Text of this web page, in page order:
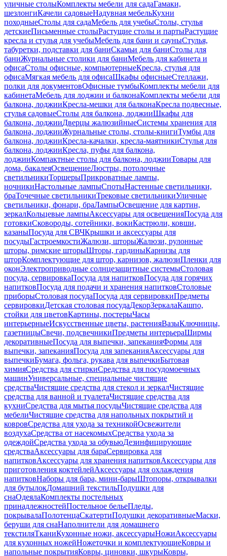
уличные столыКомплекты мебели для садаГамаки,
шезлонгиКачели садовыеНадувная мебельКухни
походныеСтолы для садаМебель для учебыСтолы, стулья
детскиеПисьменные столыРастущие столы и партыРастущие
кресла и стулья для учебыМебель для бани и сауныСтулья,
табуретки, подставки для баниСкамьи для баниСтолы для
баниЖурнальные столики для баниМебель для кабинета и
офисаСтолы офисные, компьютерныеКресла, стулья для
офисаМягкая мебель для офисаШкафы офисныеСтеллажи,
полки для документовОфисные тумбыКомплекты мебели для
кабинетаМебель для лоджии и балконаКомплекты мебели для
балкона, лоджииКресла-мешки для балконаКресла подвесные,
стулья садовыеСтолы для балкона, лоджииШкафы для
балкона, лоджииДверцы жалюзийныеСистемы хранения для
балкона, лоджииЖурнальные столы, столы-книгиТумбы для
балкона, лоджииКресла-качалки, кресла-маятникиСтулья для
балкона, лоджииКресла, пуфы для балкона,
лоджииКомпактные столы для балкона, лоджииТовары для
дома, бакалеяОсвещениеЛюстры, потолочные
светильникиТоршерыПрикроватные лампы,
ночникиНастольные лампыСпотыНастенные светильники,
браТочечные светильникиТрековые светильникиУличные
светильники, фонари, браЛампыОсвещение для картин,
зеркалКольцевые лампыАксессуары для освещенияПосуда для
готовкиСковороды, сотейники, вокиКастрюли, ковши,
казаныПосуда для СВЧКрышки и аксессуары для
посудыГастроемкостиЖалюзи, шторыЖалюзи, рулонные
шторы, римские шторыШторы, гардиныКарнизы для
шторКомплектующие для штор, карнизов, жалюзиПленки для
оконЭлектроприводные солнцезащитные системыСтоловая
посуда, сервировкаПосуда для напитковПосуда для горячих
напитковПосуда для подачи и хранения напитковСтоловые
приборыСтоловая посудаПосуда для сервировкиПредметы
сервировкиДетская столовая посудаДекорЗеркалаКашпо,
стойки для цветовКартины, постерыЧасы
интерьерныеИскусственные цветы, растенияВазыКлючницы,
газетницыСвечи, подсвечникиПредметы интерьераШирмы
декоративныеПосуда для выпечки, запеканияФормы для
выпечки, запеканияПосуда для запеканияАксессуары для
выпечкиБумага, фольга, рукава для выпечкиБытовая
химияСредства для стиркиСредства для посудомоечных
машинУниверсальные, специальные чистящие
средстваЧистящие средства для стекол и зеркалЧистящие
средства для ванной и туалетаЧистящие средства для
кухниСредства для мытья посудыЧистящие средства для
мебелиЧистящие средства для напольных покрытий и
ковровСредства для ухода за техникойОсвежители
воздухаСредства от насекомыхСредства ухода за
одеждойСредства ухода за обувьюДезинфицирующие
средстваАксессуары для бараСервировка для
напитковАксессуары для хранения напитковАксессуары для
приготовления коктейлейАксессуары для охлаждения
напитковНаборы для бара, мини-барыШтопоры, открывалки
для бутылокДомашний текстильПодушки для
снаОдеялаКомплекты постельных
принадлежностейПостельное бельеПледы,
покрывалаПолотенцаСкатертиПодушки декоративныеМаски,
беруши для снаНаполнители для домашнего
текстиляТканиКухонные ножи, аксессуарыНожиАксессуары
для кухонных ножейНожеточки и комплектующиеКовры и
напольные покрытияКовры, циновки, шкурыКовры,